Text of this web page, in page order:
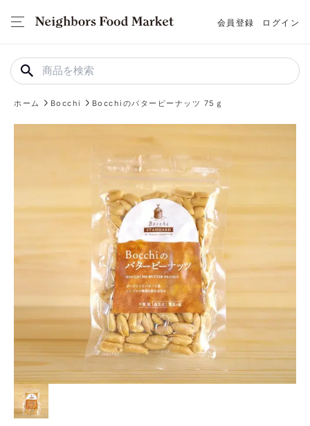
会員登録 ログイン
ホーム Bocchi Bocchiのバターピーナッツ 75ｇ